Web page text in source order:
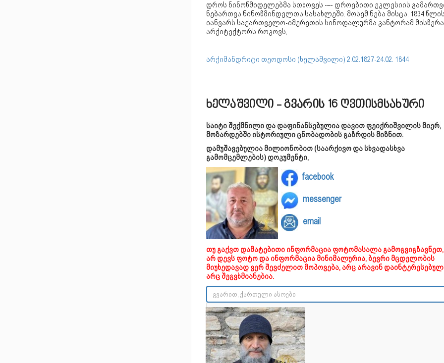
დროს ნინოწმიდელებმა სთხოვეს -–- დროებითი ეკლესიის
ნებართვა ნინოწმინდელთა სასახლეში. მოსემ ნება მისცა. 1834
იანვარს საქართველო-იმერეთის სინოდალურმა კანტორამ მისწერა
არქიტექტორს როკოვს,
არქიმანდრიტი თეოდოსი (ხელაშვილი) 2.02.1827-24.02. 1844
ხელაშვილი - გვარის 16 ღვთისმსახური
საიტი შექმნილი და დაფინანსებულია დავით ფეიქრიშვილის მიერ,
მოზარდებში ისტორიული ცნობადობის გაზრდის მიზნით.
დამუშავებულია მილიონობით (საარქივო და სხვადასხვა
გამომცემლების) დოკუმენტი,
facebook
messenger
email
თუ გაქვთ დამატებითი ინფორმაცია ფოტომასალა
არ დევს ფოტო და ინფორმაცია მინიმალურია, ბევრი მცდელობის
მიუხედავად ვერ შევძელით მოპოვება, არც არავინ
არც შეგვხმიანებია.